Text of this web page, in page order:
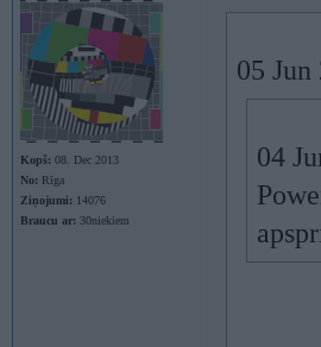
Kopš: 08. Dec 2013
No: Rīga
Ziņojumi: 14076
Braucu ar: 30niekiem
05
04